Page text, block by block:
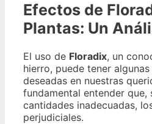
Efectos de
Plantas: Un
El uso de Floradix, un
hierro, puede tener
deseadas en nuestras
fundamental entender que,
cantidades inadecuadas,
perjudiciales.